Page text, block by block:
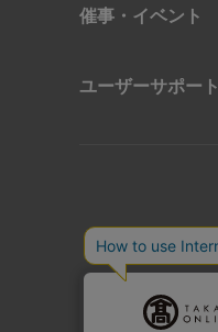
催事・イベント
ユーザーサポート